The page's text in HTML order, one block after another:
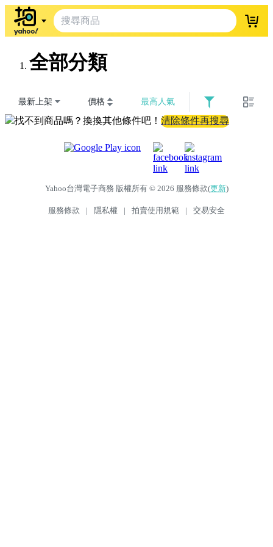
登入
全部分類
最新上架 價格 最高人氣
找不到商品嗎？換換其他條件吧！ 清除條件再搜尋
Yahoo台灣電子商務 版權所有 © 2026 服務條款(更新)
服務條款 | 隱私權 | 拍賣使用規範 | 交易安全